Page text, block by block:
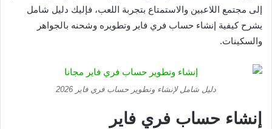
إلى مجتمع اللاعبين والاستمتاع بتجربة اللعب، فإليك دليل شامل
يشرح كيفية إنشاء حساب فري فاير وتطويره وشحنه بالجواهر
والسكينات.
دليل شامل لإنشاء وتطوير حساب فري فاير 2026
إنشاء حساب فري فاير